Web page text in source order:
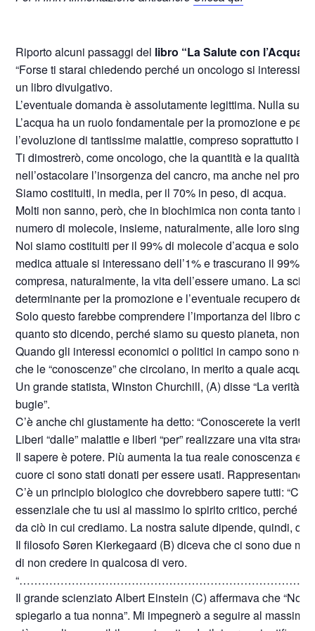
Riporto alcuni passaggi del libro “La Salute con
“Forse ti starai chiedendo perché un oncologo si interessi
un libro divulgativo.
L’eventuale domanda è assolutamente legittima. Nulla
L’acqua ha un ruolo fondamentale per la promozione e
l’evoluzione di tantissime malattie, compreso soprattutto il
Ti dimostrerò, come oncologo, che la quantità e la qualità
nell’ostacolare l’insorgenza del cancro, ma anche nel
Siamo costituiti, in media, per il 70% in peso, di acqua.
Molti non sanno, però, che in biochimica non conta tanto il
numero di molecole, insieme, naturalmente, alle loro
Noi siamo costituiti per il 99% di molecole d’acqua e solo
medica attuale si interessano dell’1% e trascurano il 99%
compresa, naturalmente, la vita dell’essere umano. La
determinante per la promozione e l’eventuale recupero
Solo questo farebbe comprendere l’importanza del libro
quanto sto dicendo, perché siamo su questo pianeta, non
Quando gli interessi economici o politici in campo sono
che le “conoscenze” che circolano, in merito a quale
Un grande statista, Winston Churchill, (A) disse “La verità
bugie”.
C’è anche chi giustamente ha detto: “Conoscerete la verità
Liberi “dalle” malattie e liberi “per” realizzare una vita
Il sapere è potere. Più aumenta la tua reale conoscenza e
cuore ci sono stati donati per essere usati.
C’è un principio biologico che dovrebbero sapere tutti:
essenziale che tu usi al massimo lo spirito critico, perché
da ciò in cui crediamo. La nostra salute dipende, quindi,
Il filosofo Søren Kierkegaard (B) diceva che ci sono due
di non credere in qualcosa di vero.
Il grande scienziato Albert Einstein (C) affermava che
spiegarlo a tua nonna”. Mi impegnerò a seguire al